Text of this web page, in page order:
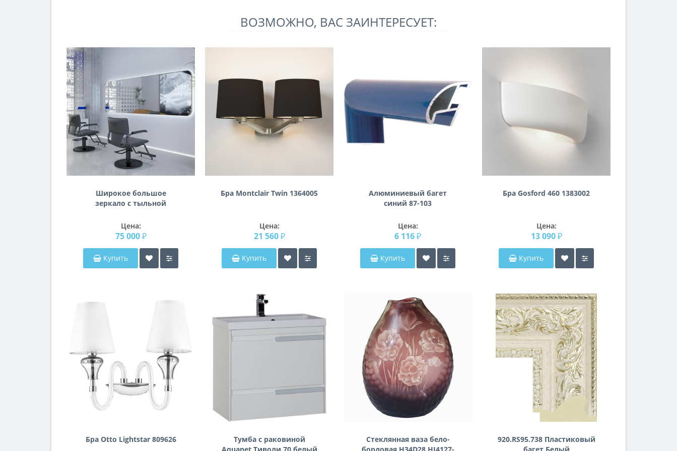
ВОЗМОЖНО, ВАС ЗАИНТЕРЕСУЕТ:
Широкое большое
зеркало с тыльной
тонкой золотой
металлической раме с
Тренд 006
Цена:
75 000 ₽
Купить
Бра Montclair Twin 1364005
Цена:
21 560 ₽
Купить
Алюминиевый багет
синий 87-103
Цена:
6 116 ₽
Купить
Бра Gosford 460 1383002
Цена:
13 090 ₽
Купить
Бра Otto Lightstar 809626
Тумба с раковиной
Стеклянная ваза бело-
920.RS95.738 Пластиковый